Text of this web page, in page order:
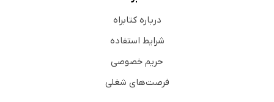
درباره کتابراه
شرایط استفاده
حریم خصوصی
فرصت‌های شغلی